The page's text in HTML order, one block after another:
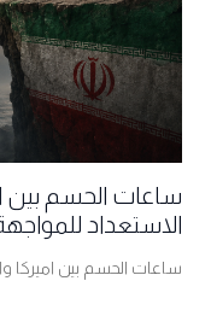
ساعات الحسم بين
الاستعداد
ساعات الحسم بين اميركا